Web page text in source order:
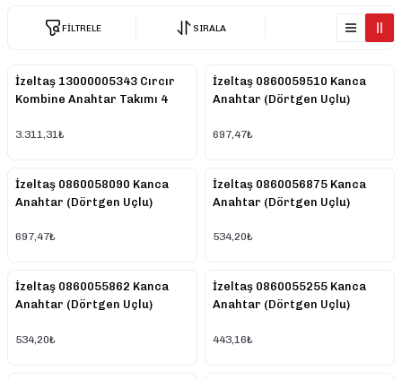
FİLTRELE SIRALA
İzeltaş 13000005343 Cırcır
Kombine Anahtar Takımı 4
3.311,31₺
İzeltaş 0860059510 Kanca
Anahtar (Dörtgen Uçlu)
697,47₺
İzeltaş 0860058090 Kanca
Anahtar (Dörtgen Uçlu)
697,47₺
İzeltaş 0860056875 Kanca
Anahtar (Dörtgen Uçlu)
534,20₺
İzeltaş 0860055862 Kanca
Anahtar (Dörtgen Uçlu)
534,20₺
İzeltaş 0860055255 Kanca
Anahtar (Dörtgen Uçlu)
443,16₺